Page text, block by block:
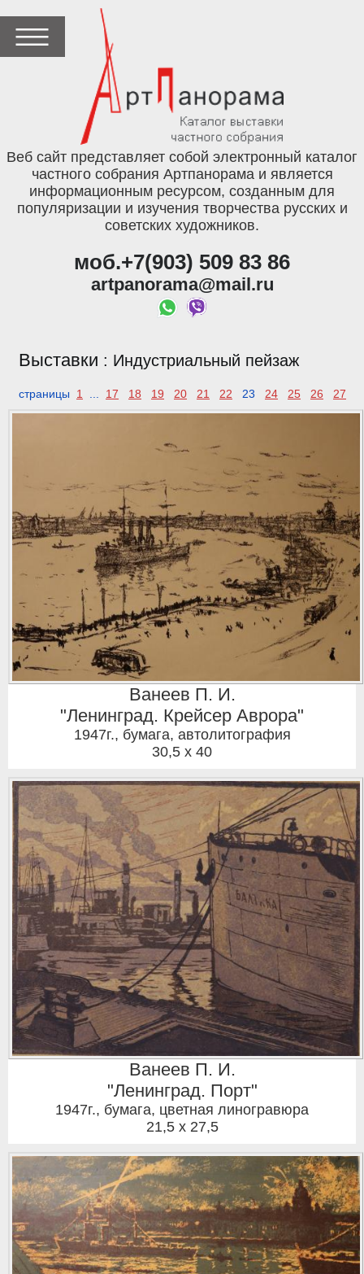
Веб сайт представляет собой электронный каталог
частного собрания Артпанорама и является
информационным ресурсом, созданным для
популяризации и изучения творчества русских и
советских художников.
моб.+7(903) 509 83 86
artpanorama@mail.ru
Выставки : Индустриальный пейзаж
страницы 1 ... 17 18 19 20 21 22 23 24 25 26 27
Ванеев П. И.
"Ленинград. Крейсер Аврора"
1947г., бумага, автолитография
30,5 x 40
Ванеев П. И.
"Ленинград. Порт"
1947г., бумага, цветная линогравюра
21,5 x 27,5